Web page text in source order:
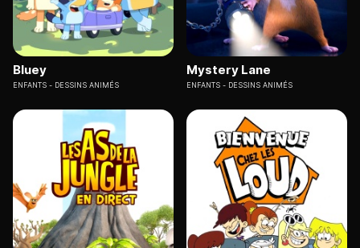
Bluey
ENFANTS DESSINS ANIMÉS
Mystery Lane
ENFANTS DESSINS ANIMÉS